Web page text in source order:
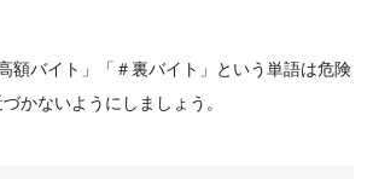
額バイト」「＃裏バイト」という単語は危険
かないようにしましょう。